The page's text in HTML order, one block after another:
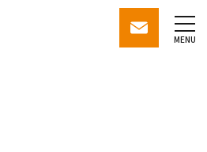
contactMENU